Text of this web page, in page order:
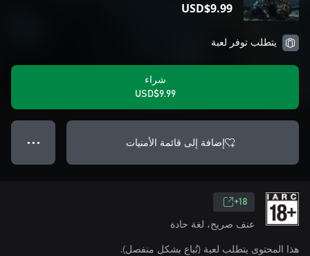
USD$9.99
يتطلب توفر لعبة
شراء
USD$9.99
إضافة إلى قائمة الأمنيات ● ● ●
18+
عنف صريح، لغة حادة
هذا المحتوى يتطلب لعبة (تُباع بشكل منفصل).